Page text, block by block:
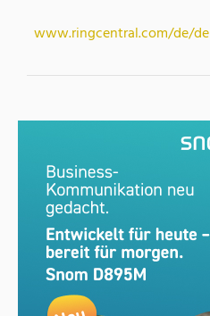
www.ringcentral.com/de/de